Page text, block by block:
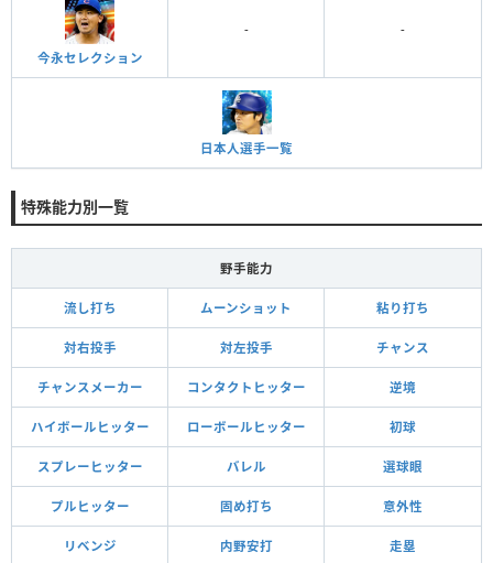
今永セレクション
- -
日本人選手一覧
特殊能力別一覧
野手能力
流し打ち ムーンショット 粘り打ち
対右投手 対左投手 チャンス
チャンスメーカー コンタクトヒッター 逆境
ハイボールヒッター ローボールヒッター 初球
スプレーヒッター バレル 選球眼
プルヒッター 固め打ち 意外性
リベンジ 内野安打 走塁